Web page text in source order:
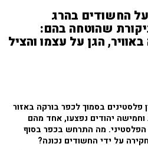
על החשודים בהרג
שהוטחה בהם:
הגן על עצמו והציל
פלסטינים בסמוך לכפר בורקה באזור
יהודים נפצעו, אחד מהם
מה התרחש בכפר בסוף
על ידי החשודים נכונה?